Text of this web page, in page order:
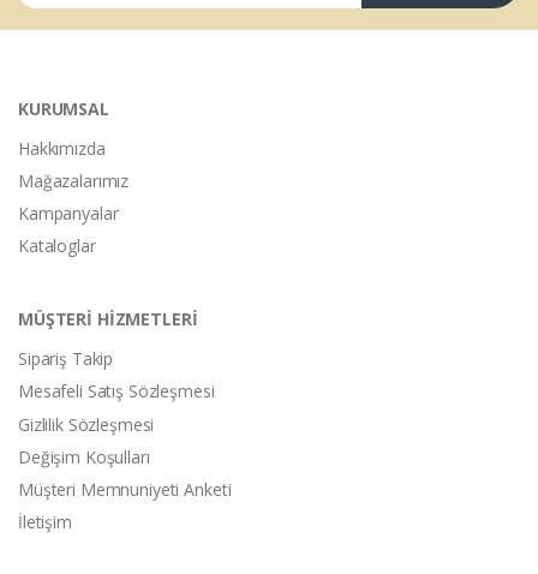
KURUMSAL
Hakkımızda
Mağazalarımız
Kampanyalar
Kataloglar
MÜŞTERİ HİZMETLERİ
Sipariş Takip
Mesafeli Satış Sözleşmesi
Gizlilik Sözleşmesi
Değişim Koşulları
Müşteri Memnuniyeti Anketi
İletişim